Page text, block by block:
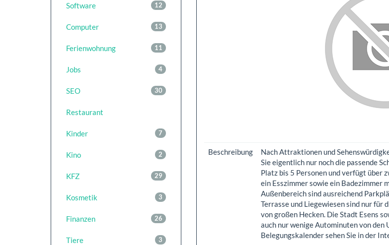
12
Software
13
Computer
11
Ferienwohnung
4
Jobs
30
SEO
Restaurant
7
Kinder
2
Kino
29
KFZ
3
Kosmetik
26
Finanzen
3
Tiere
Beschreibung
Nach Attraktionen und
Sie eigentlich nur noch die passende
Platz bis 5 Personen und verfügt über
ein Esszimmer sowie ein Badezimmer
Außenbereich sind ausreichend
Terrasse und Liegewiesen sind nur für
von großen Hecken. Die Stadt Esens
auch nur wenige Autominuten von
Belegungskalender sehen Sie in der